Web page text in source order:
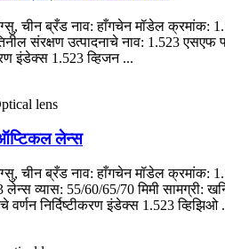
चीन ब्रँड नाव: हाँगचेन मॉडेल क्रमांक:
संरक्षण उत्पादनाचे नाव: 1.523
इंडेक्स 1.523 व्हिजन ...
लेन्स
चीन ब्रँड नाव: हाँगचेन मॉडेल क्रमांक:
व्यास: 55/60/65/70 मिमी सामग्री:
निर्दिष्टीकरण इंडेक्स 1.523 व्हिझिओ